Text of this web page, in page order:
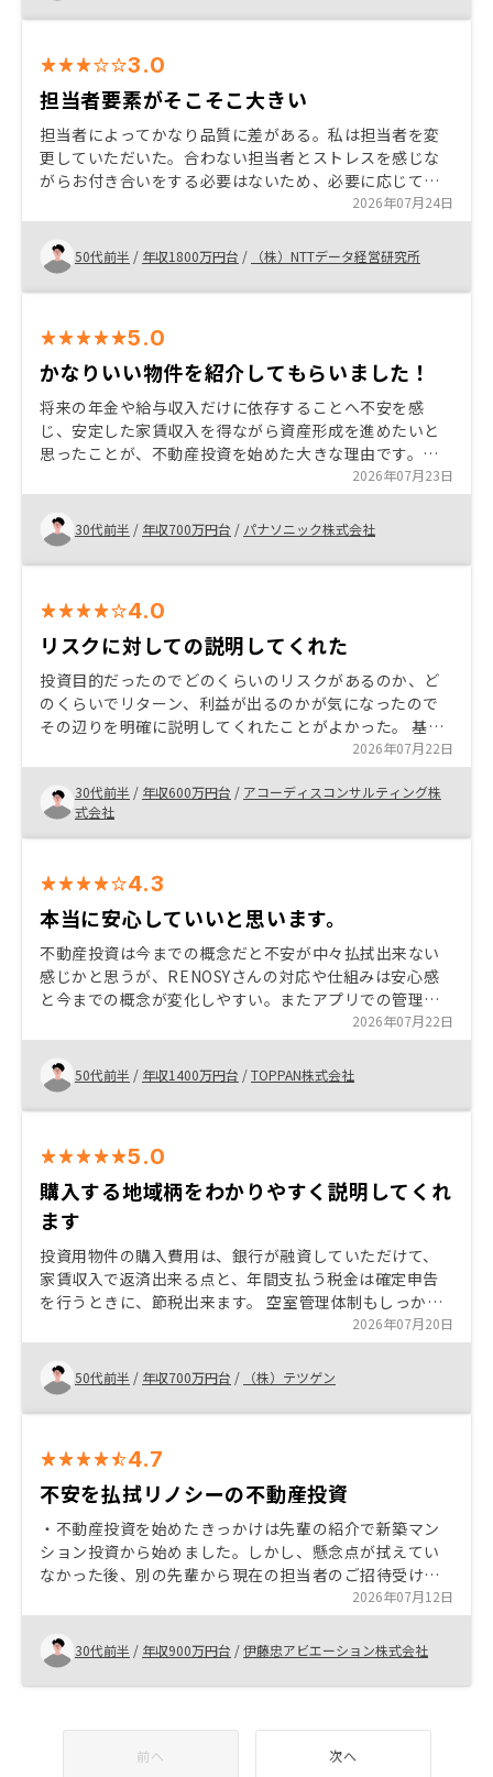
3.0
担当者要素がそこそこ大きい
担当者によってかなり品質に差がある。私は担当者を変
更していただいた。合わない担当者とストレスを感じな
がらお付き合いをする必要はないため、必要に応じて担
当者変更を要求する事は合理的である。担当の変更要求
にスピーディーに対応いただけたことは評価します。
2026年07月24日
50代前半 / 年収1800万円台 / （株）NTTデータ経営研究所
5.0
かなりいい物件を紹介してもらいました！
将来の年金や給与収入だけに依存することへ不安を感
じ、安定した家賃収入を得ながら資産形成を進めたいと
思ったことが、不動産投資を始めた大きな理由です。ま
た、インフレ対策や節税効果も期待でき、自分の努力次
第で資産を拡大できる点に魅力を感じました。
2026年07月23日
30代前半 / 年収700万円台 / パナソニック株式会社
4.0
リスクに対しての説明してくれた
投資目的だったのでどのくらいのリスクがあるのか、ど
のくらいでリターン、利益が出るのかが気になったので
その辺りを明確に説明してくれたことがよかった。 基本
的には長期投資なので、そのあたりを考慮して少額では
じめられるのがよいと思う。
2026年07月22日
30代前半 / 年収600万円台 / アコーディスコンサルティング株
式会社
4.3
本当に安心していいと思います。
不動産投資は今までの概念だと不安が中々払拭出来ない
感じかと思うが、RENOSYさんの対応や仕組みは安心感
と今までの概念が変化しやすい。またアプリでの管理や
確認の操作性も高く始めて良かったと本当に思えていま
す。
2026年07月22日
50代前半 / 年収1400万円台 /TOPPAN株式会社
5.0
購入する地域柄をわかりやすく説明してくれ
ます
投資用物件の購入費用は、銀行が融資していただけて、
家賃収入で返済出来る点と、年間支払う税金は確定申告
を行うときに、節税出来ます。 空室管理体制もしっかり
されていて、入居者が退去予定申請したときに、新しい
入居者を募集します、物件地域も都市開発が進む地域を
選定するので入居者がはやくに見つかるので空室リスク
が小さく安心です。
2026年07月20日
50代前半 / 年収700万円台 / （株）テツゲン
4.7
不安を払拭リノシーの不動産投資
・不動産投資を始めたきっかけは先輩の紹介で新築マン
ション投資から始めました。しかし、懸念点が拭えてい
なかった後、別の先輩から現在の担当者のご招待受け、
今に至ります。 ・物件選びの考え方等を詳しく教えてい
ただけたので現在では当初抱いていた不安も解消してい
ます。 各種媒体による評判の獲得 成功者の事例紹介
2026年07月12日
30代前半 / 年収900万円台 /伊藤忠アビエーション株式会社
前へ 次へ